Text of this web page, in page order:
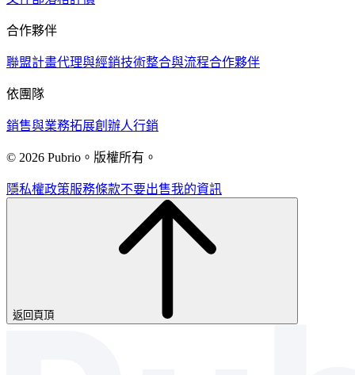
合作夥伴
聯盟計畫代理與經銷技術整合與流程合作夥伴
依團隊
銷售與業務拓展創辦人行銷
© 2026 Pubrio。版權所有。
隱私權政策服務條款不要出售我的資訊
返回頁頂